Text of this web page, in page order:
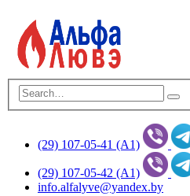
(29) 107-05-41 (А1)
(29) 107-05-42 (А1)
info.alfalyve@yandex.by